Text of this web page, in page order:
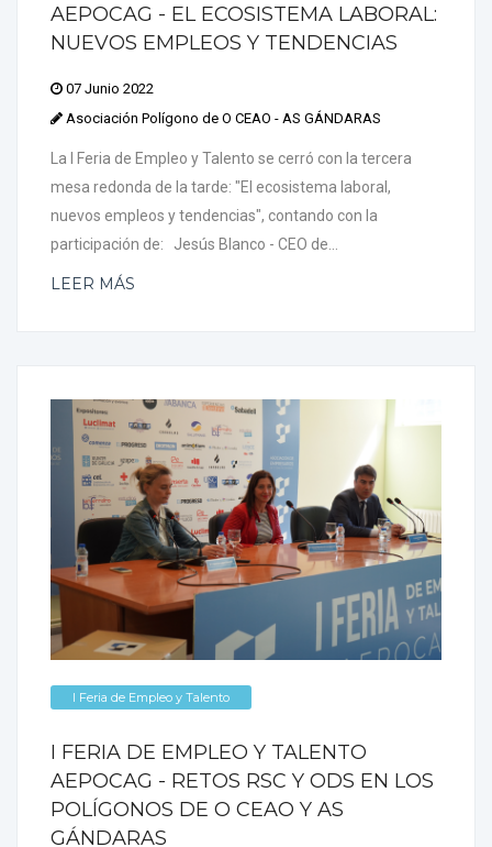
AEPOCAG - EL ECOSISTEMA LABORAL:
NUEVOS EMPLEOS Y TENDENCIAS
07 Junio 2022
Asociación Polígono de O CEAO - AS GÁNDARAS
La I Feria de Empleo y Talento se cerró con la tercera
mesa redonda de la tarde: "El ecosistema laboral,
nuevos empleos y tendencias", contando con la
participación de: Jesús Blanco - CEO de...
LEER MÁS
I Feria de Empleo y Talento
I FERIA DE EMPLEO Y TALENTO
AEPOCAG - RETOS RSC Y ODS EN LOS
POLÍGONOS DE O CEAO Y AS
GÁNDARAS